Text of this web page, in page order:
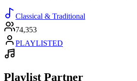
Classical & Traditional
74,353
PLAYLISTED
Playlist Partner